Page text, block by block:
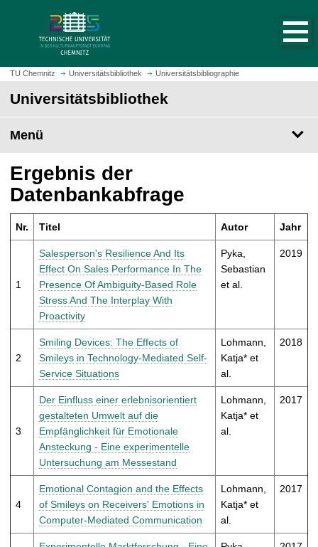
z
m
t
e
i
t
u
f
u
f
TU Chemnitz Universitätsbibliothek Universitätsbibliographie
Universitätsbibliothek
Menü
Ergebnis der
Datenbankabfrage
Nr. Titel Autor Jahr
1
Salesperson's Resilience And Its
Effect On Sales Performance In The
Presence Of Ambiguity-Based Role
Stress And The Interplay With
Proactivity
Pyka,
Sebastian
et al.
2019
2
Smiling Devices: The Effects of
Smileys in Technology-Mediated Self-
Service Situations
Lohmann,
Katja* et
al.
2018
3
Der Einfluss einer erlebnisorientiert
gestalteten Umwelt auf die
Empfänglichkeit für Emotionale
Ansteckung - Eine experimentelle
Untersuchung am Messestand
Lohmann,
Katja* et
al.
2017
4
Emotional Contagion and the Effects
of Smileys on Receivers' Emotions in
Computer-Mediated Communication
Lohmann,
Katja* et
al.
2017